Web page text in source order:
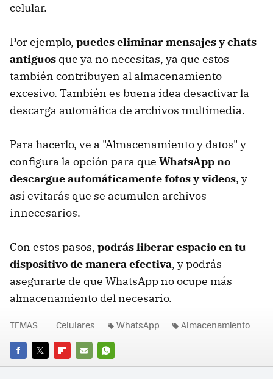
celular.
Por ejemplo, puedes eliminar mensajes y chats
antiguos que ya no necesitas, ya que estos
también contribuyen al almacenamiento
excesivo. También es buena idea desactivar la
descarga automática de archivos multimedia.
Para hacerlo, ve a "Almacenamiento y datos" y
configura la opción para que WhatsApp no
descargue automáticamente fotos y videos, y
así evitarás que se acumulen archivos
innecesarios.
Con estos pasos, podrás liberar espacio en tu
dispositivo de manera efectiva, y podrás
asegurarte de que WhatsApp no ocupe más
almacenamiento del necesario.
FACEBOOK
TWITTERFLIPBOARD
E-
WHATSAPP
TEMAS Celulares WhatsApp Almacenamiento